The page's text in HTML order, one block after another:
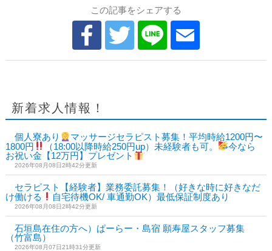
この記事をシェアする
新着求人情報！
個人寮あり
マッサージセラピスト募集！平均時給1200円〜
1800円
（18:00以降時給250円up）未経験者も可。
今なら
お祝い金【12万円】プレゼント
2026年08月08日2時42分更新
セラピスト【経験者】業務委託募集！（好きな時に好きなだ
け働ける
自宅待機OK/ 車通勤OK）最低保証制度あり
2026年08月08日2時42分更新
石垣島在住の方へ）ぱーらー・島宿 願寿屋スタッフ募集
（竹富島）
2026年08月07日21時31分更新